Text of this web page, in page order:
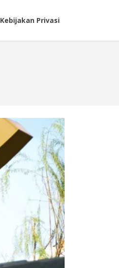
Kebijakan Privasi